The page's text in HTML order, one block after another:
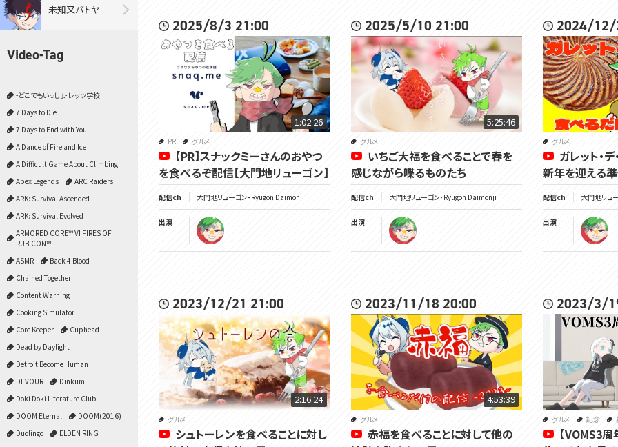
未知又バトヤ
Video-Tag
-どこでもいっしょ- レッツ学校!
7 Days to Die
7 Days to End with You
A Dance of Fire and Ice
A Difficult Game About Climbing
Apex Legends
ARC Raiders
ARK: Survival Ascended
ARK: Survival Evolved
ARMORED CORE™ VI FIRES OF
RUBICON™
ASMR
Back 4 Blood
Chained Together
Content Warning
Cooking Simulator
Core Keeper
Cuphead
Dead by Daylight
Detroit Become Human
DEVOUR
Dinkum
Doki Doki Literature Club!
DOOM Eternal
DOOM(2016)
Duolingo
ELDEN RING
2025/8/3 21:00
1:02:26
PR グルメ
【PR】スナックミーさんのおやつ
を食べるぞ配信【大門地リューゴン】
配信ch 大門地リューゴン・Ryugon Daimonji
出演
2025/5/10 21:00
5:25:46
グルメ
いちご大福を食べることで春を
感じながら喋るものたち
配信ch 大門地リューゴン・Ryugon Daimonji
出演
2024/12/
グルメ
ガレット・
新年を迎える
配信ch 大門地リュ
出演
2023/12/21 21:00
2:16:24
グルメ
シュトーレンを食べることに対し
2023/11/18 20:00
4:53:39
グルメ
赤福を食べることに対して他の
2023/3/
グルメ 記念
【VOMS3